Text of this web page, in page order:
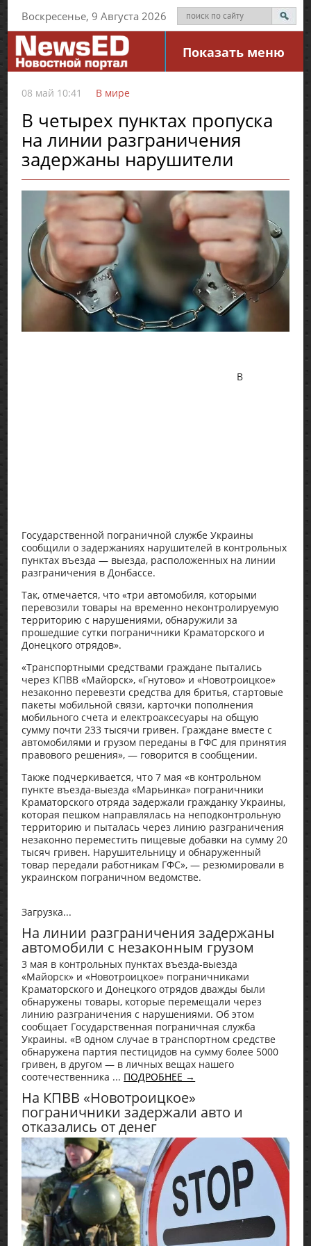
Воскресенье, 9 Августа 2026
Показать меню
08 май 10:41 В мире
В четырех пунктах пропуска
на линии разграничения
задержаны нарушители
В
Государственной пограничной службе Украины
сообщили о задержаниях нарушителей в контрольных
пунктах въезда — выезда, расположенных на линии
разграничения в Донбассе.
Так, отмечается, что «три автомобиля, которыми
перевозили товары на временно неконтролируемую
территорию с нарушениями, обнаружили за
прошедшие сутки пограничники Краматорского и
Донецкого отрядов».
«Транспортными средствами граждане пытались
через КПВВ «Майорск», «Гнутово» и «Новотроицкое»
незаконно перевезти средства для бритья, стартовые
пакеты мобильной связи, карточки пополнения
мобильного счета и електроаксесуары на общую
сумму почти 233 тысячи гривен. Граждане вместе с
автомобилями и грузом переданы в ГФС для принятия
правового решения», — говорится в сообщении.
Также подчеркивается, что 7 мая «в контрольном
пункте въезда-выезда «Марьинка» пограничники
Краматорского отряда задержали гражданку Украины,
которая пешком направлялась на неподконтрольную
территорию и пыталась через линию разграничения
незаконно переместить пищевые добавки на сумму 20
тысяч гривен. Нарушительницу и обнаруженный
товар передали работникам ГФС», — резюмировали в
украинском пограничном ведомстве.
Загрузка...
На линии разграничения задержаны
автомобили с незаконным грузом
3 мая в контрольных пунктах въезда-выезда
«Майорск» и «Новотроицкое» пограничниками
Краматорского и Донецкого отрядов дважды были
обнаружены товары, которые перемещали через
линию разграничения с нарушениями. Об этом
сообщает Государственная пограничная служба
Украины. «В одном случае в транспортном средстве
обнаружена партия пестицидов на сумму более 5000
гривен, в другом — в личных вещах нашего
соотечественника ... ПОДРОБНЕЕ →
На КПВВ «Новотроицкое»
пограничники задержали авто и
отказались от денег